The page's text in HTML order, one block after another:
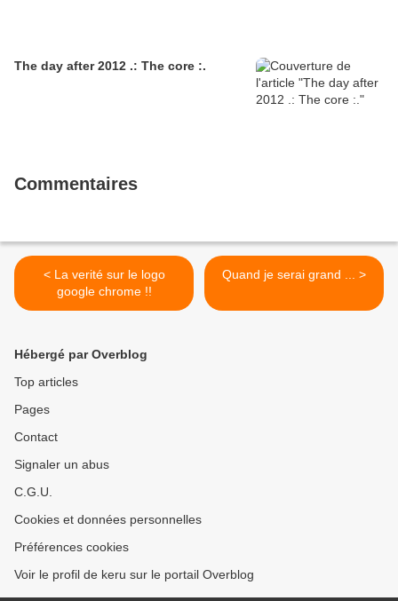
The day after 2012 .: The core :.
Commentaires
< La verité sur le logo
google chrome !!
Quand je serai grand ... >
Hébergé par Overblog
Top articles
Pages
Contact
Signaler un abus
C.G.U.
Cookies et données personnelles
Préférences cookies
Voir le profil de keru sur le portail Overblog